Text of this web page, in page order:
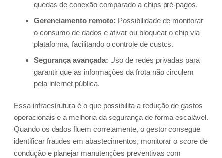
quedas de conexão comparado a chips pré-pagos.
Gerenciamento remoto: Possibilidade de monitorar
o consumo de dados e ativar ou bloquear o chip via
plataforma, facilitando o controle de custos.
Segurança avançada: Uso de redes privadas para
garantir que as informações da frota não circulem
pela internet pública.
Essa infraestrutura é o que possibilita a redução de gastos
operacionais e a melhoria da segurança de forma escalável.
Quando os dados fluem corretamente, o gestor consegue
identificar fraudes em abastecimentos, monitorar o score de
condução e planejar manutenções preventivas com